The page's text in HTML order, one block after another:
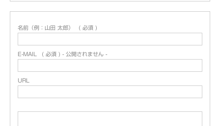
名前（例：山田 太郎） ( 必須 )
E-MAIL ( 必須 ) - 公開されません -
URL